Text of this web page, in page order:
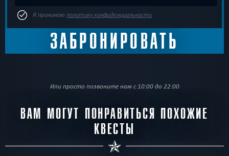
Я принимаю политику конфиденциальности
Или просто позвоните нам с 10:00 до 22:00
ВАМ МОГУТ ПОНРАВИТЬСЯ ПОХОЖИЕ
КВЕСТЫ